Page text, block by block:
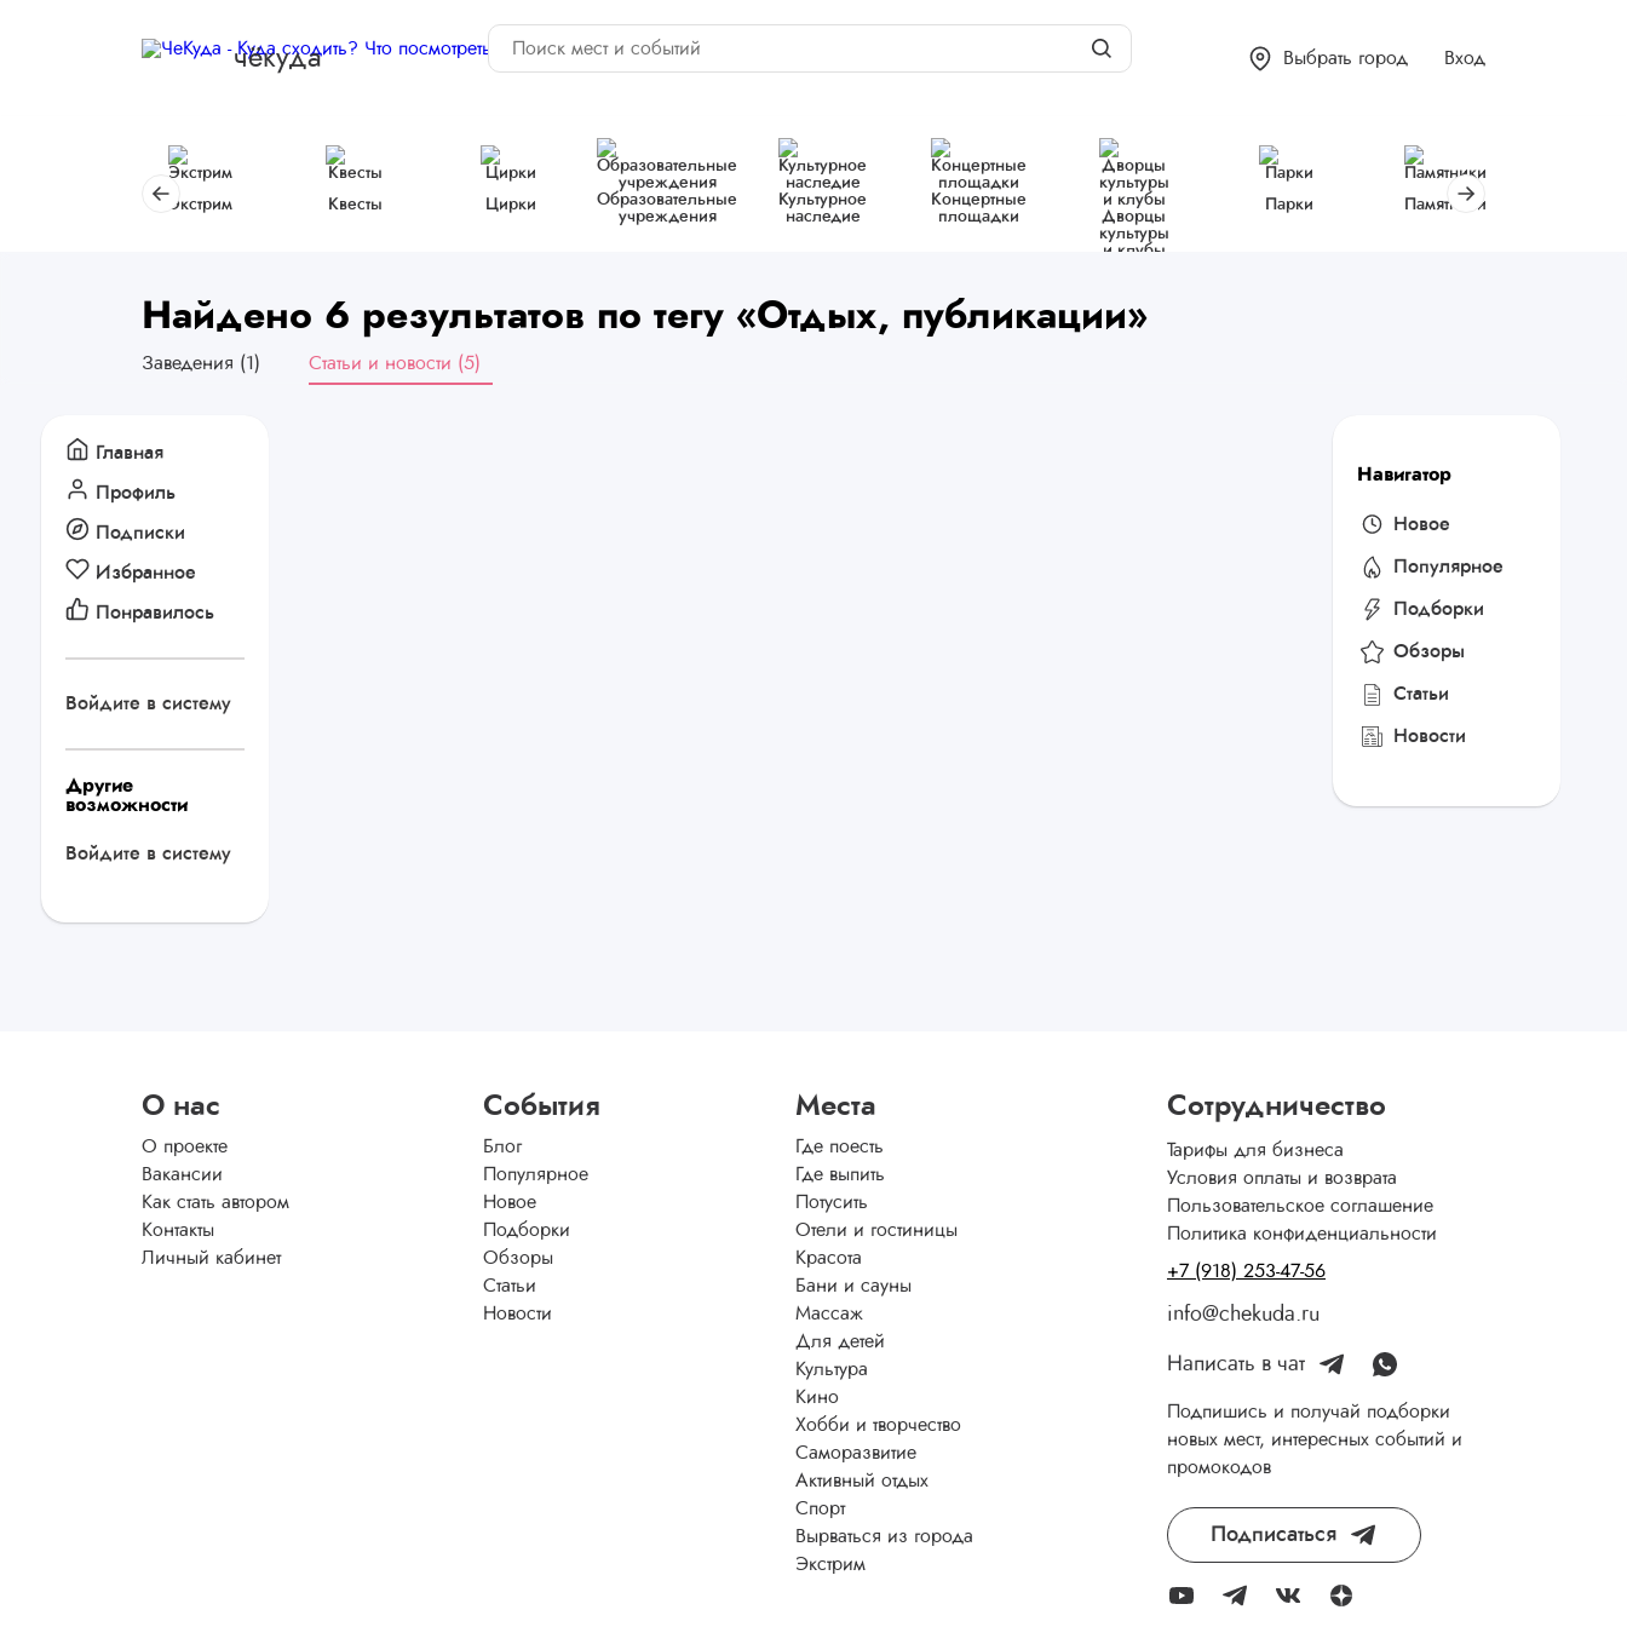
чёкуда Выбрать город Вход
Экстрим Квесты Цирки
Образовательные
учреждения
Культурное
наследие
Концертные
площадки
Дворцы
культуры
и клубы
Парки Памятники
Найдено 6 результатов по тегу «Отдых, публикации»
Заведения (1) Статьи и новости (5)
Главная
Профиль
Подписки
Избранное
Понравилось
Войдите в систему
Другие
возможности
Войдите в систему
Навигатор
Новое
Популярное
Подборки
Обзоры
Статьи
Новости
О нас
О проекте
Вакансии
Как стать автором
Контакты
Личный кабинет
События
Блог
Популярное
Новое
Подборки
Обзоры
Статьи
Новости
Места
Где поесть
Где выпить
Потусить
Отели и гостиницы
Красота
Бани и сауны
Массаж
Для детей
Культура
Кино
Хобби и творчество
Саморазвитие
Активный отдых
Спорт
Вырваться из города
Экстрим
Сотрудничество
Тарифы для бизнеса
Условия оплаты и возврата
Пользовательское соглашение
Политика конфиденциальности
+7 (918) 253-47-56
info@chekuda.ru
Написать в чат
Подпишись и получай подборки
новых мест, интересных событий и
промокодов
Подписаться